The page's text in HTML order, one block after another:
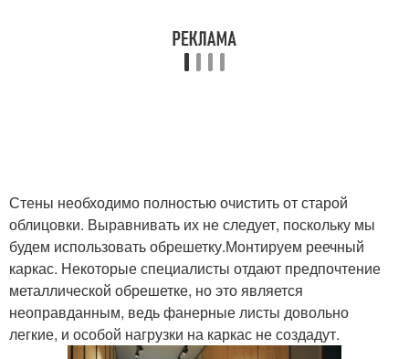
Стены необходимо полностью очистить от старой
облицовки. Выравнивать их не следует, поскольку мы
будем использовать обрешетку.Монтируем реечный
каркас. Некоторые специалисты отдают предпочтение
металлической обрешетке, но это является
неоправданным, ведь фанерные листы довольно
легкие, и особой нагрузки на каркас не создадут.